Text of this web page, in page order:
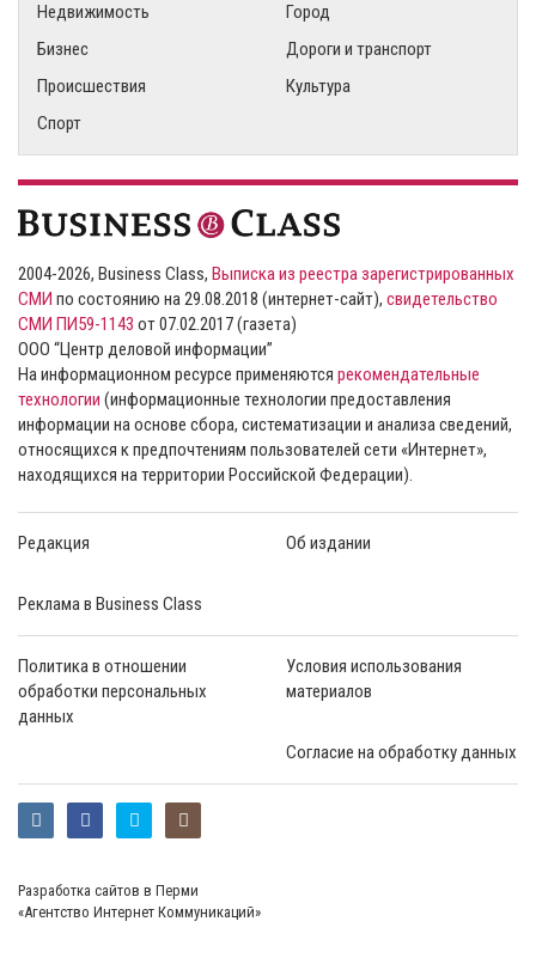
Недвижимость
Город
Бизнес
Дороги и транспорт
Происшествия
Культура
Спорт
2004-2026, Business Class, Выписка из реестра зарегистрированных
СМИ по состоянию на 29.08.2018 (интернет-сайт), свидетельство
СМИ ПИ59-1143 от 07.02.2017 (газета)
ООО “Центр деловой информации”
На информационном ресурсе применяются рекомендательные
технологии (информационные технологии предоставления
информации на основе сбора, систематизации и анализа сведений,
относящихся к предпочтениям пользователей сети «Интернет»,
находящихся на территории Российской Федерации).
Редакция Об издании
Реклама в Business Class
Политика в отношении
обработки персональных
данных
Условия использования
материалов
Согласие на обработку данных
Разработка сайтов в Перми
«Агентство Интернет Коммуникаций»